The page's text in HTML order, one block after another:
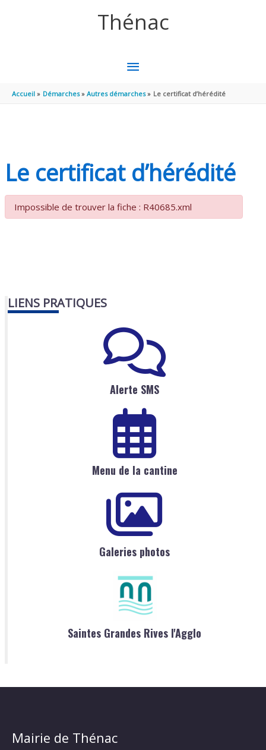
Thénac
MENU
PRINCIPAL
Accueil Démarches Autres démarches Le certificat d’hérédité
Le certificat d’hérédité
Impossible de trouver la fiche : R40685.xml
LIENS PRATIQUES
Alerte SMS
Menu de la cantine
Galeries photos
Saintes Grandes Rives l'Agglo
Mairie de Thénac